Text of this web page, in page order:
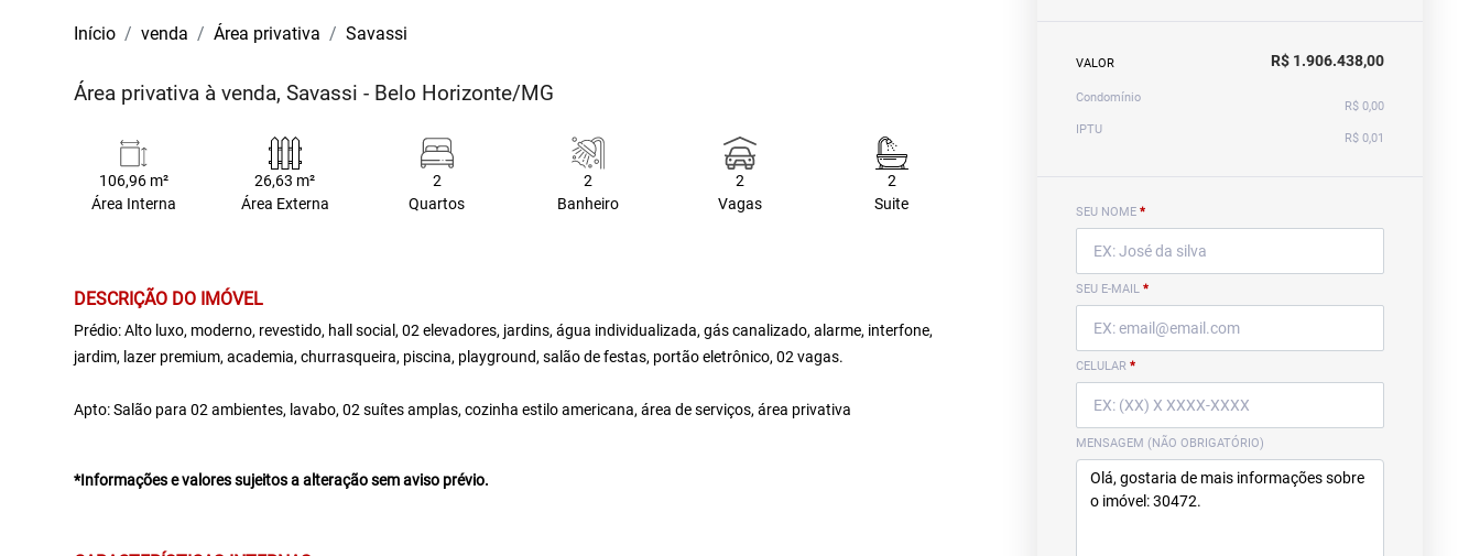
Início venda Área privativa Savassi
Área privativa à venda, Savassi - Belo Horizonte/MG
106,96 m²
Área Interna
26,63 m²
Área Externa
2
Quartos
2
Banheiro
2
Vagas
2
Suite
DESCRIÇÃO DO IMÓVEL
Prédio: Alto luxo, moderno, revestido, hall social, 02 elevadores, jardins, água individualizada, gás canalizado, alarme, interfone,
jardim, lazer premium, academia, churrasqueira, piscina, playground, salão de festas, portão eletrônico, 02 vagas.
Apto: Salão para 02 ambientes, lavabo, 02 suítes amplas, cozinha estilo americana, área de serviços, área privativa
*Informações e valores sujeitos a alteração sem aviso prévio.
VALOR R$ 1.906.438,00
Condomínio
R$ 0,00
IPTU
R$ 0,01
SEU NOME *
SEU E-MAIL *
CELULAR *
MENSAGEM (NÃO OBRIGATÓRIO)